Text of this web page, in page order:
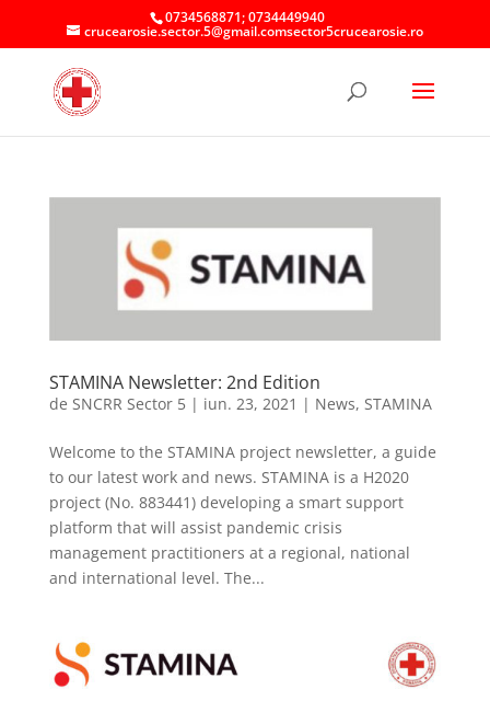
0734568871; 0734449940
crucearosie.sector.5@gmail.comsector5crucearosie.ro
STAMINA Newsletter: 2nd Edition
de SNCRR Sector 5| iun. 23, 2021 | News, STAMINA
Welcome to the STAMINA project newsletter, a guide
to our latest work and news. STAMINA is a H2020
project (No. 883441) developing a smart support
platform that will assist pandemic crisis
management practitioners at a regional, national
and international level. The...